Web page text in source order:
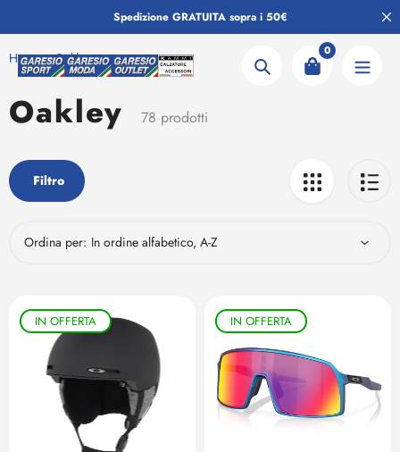
al
contenuto
Spedizione GRATUITA sopra i 50€
Ricerca
0
Home Oakley
Collezione:
Oakley 78 prodotti
Filtro
Ordina per:
IN OFFERTA IN OFFERTA